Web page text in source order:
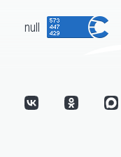
null